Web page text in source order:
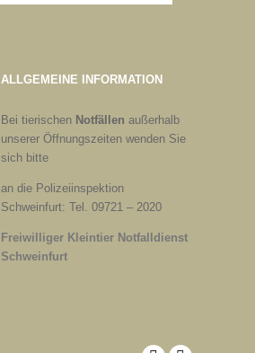
ALLGEMEINE INFORMATION
Bei tierischen Notfällen außerhalb
unserer Öffnungszeiten wenden Sie
sich bitte
an die Polizeiinspektion
Schweinfurt: Tel. 09721 – 2020
Freiwilliger Kleintier Notfalldienst
Schweinfurt